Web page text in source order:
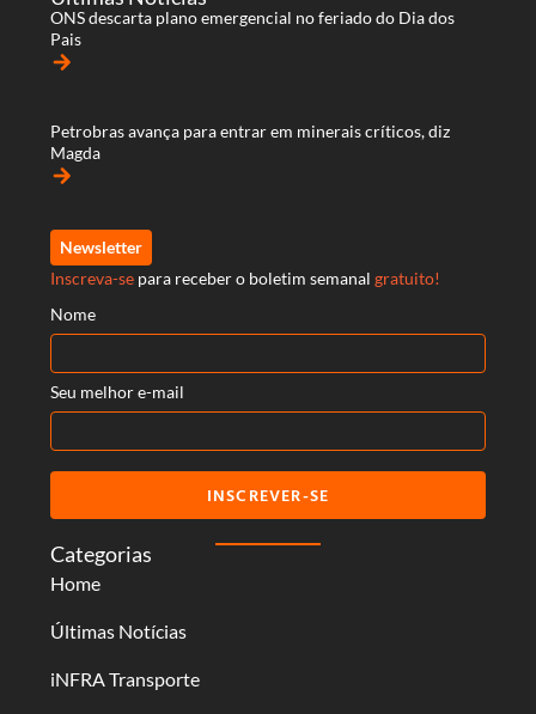
Categorias
Home
Últimas Notícias
iNFRA Transporte
ONS descarta plano emergencial no feriado do Dia dos
Pais
arrow_forward
Petrobras avança para entrar em minerais críticos, diz
Magda
arrow_forward
Newsletter
Inscreva-se para receber o boletim semanal gratuito!
Nome
Seu melhor e-mail
INSCREVER-SE